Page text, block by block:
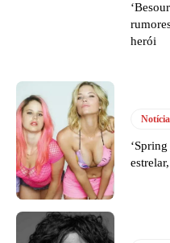
herói